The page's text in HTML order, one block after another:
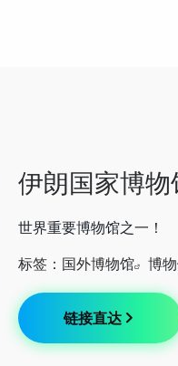
伊朗国家博物
世界重要博物馆之一！
标签： 国外博物馆 博
链接直达